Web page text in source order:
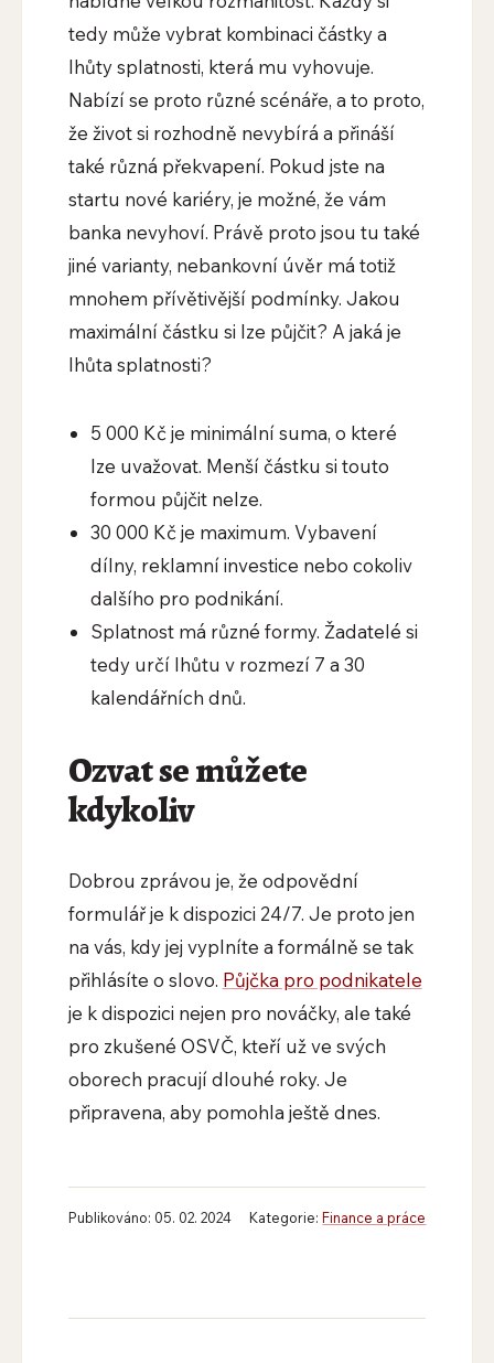
tedy může vybrat kombinaci částky a
lhůty splatnosti, která mu vyhovuje.
Nabízí se proto různé scénáře, a to proto,
že život si rozhodně nevybírá a přináší
také různá překvapení. Pokud jste na
startu nové kariéry, je možné, že vám
banka nevyhoví. Právě proto jsou tu také
jiné varianty, nebankovní úvěr má totiž
mnohem přívětivější podmínky. Jakou
maximální částku si lze půjčit? A jaká je
lhůta splatnosti?
5 000 Kč je minimální suma, o které
lze uvažovat. Menší částku si touto
formou půjčit nelze.
30 000 Kč je maximum. Vybavení
dílny, reklamní investice nebo cokoliv
dalšího pro podnikání.
Splatnost má různé formy. Žadatelé si
tedy určí lhůtu v rozmezí 7 a 30
kalendářních dnů.
Ozvat se můžete
kdykoliv
Dobrou zprávou je, že odpovědní
formulář je k dispozici 24/7. Je proto jen
na vás, kdy jej vyplníte a formálně se tak
přihlásíte o slovo. Půjčka pro podnikatele
je k dispozici nejen pro nováčky, ale také
pro zkušené OSVČ, kteří už ve svých
oborech pracují dlouhé roky. Je
připravena, aby pomohla ještě dnes.
Publikováno: 05. 02. 2024 Kategorie:Finance a práce